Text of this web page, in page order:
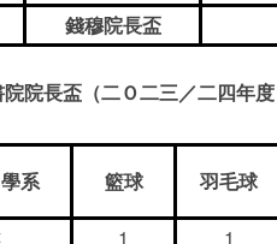
錢穆院長盃
院長盃（二Ｏ二三／二四年
系 籃球 羽毛球
1 1